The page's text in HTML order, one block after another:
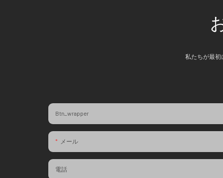
私たちが最初
Btn_wrapper
メール
電話